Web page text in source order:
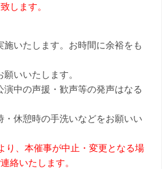
します。
いたします。お時間に余裕をも
いいたします。
中の声援・歓声等の発声はなる
休憩時の手洗いなどをお願いい
り、本催事が中止・変更となる場
絡いたします。